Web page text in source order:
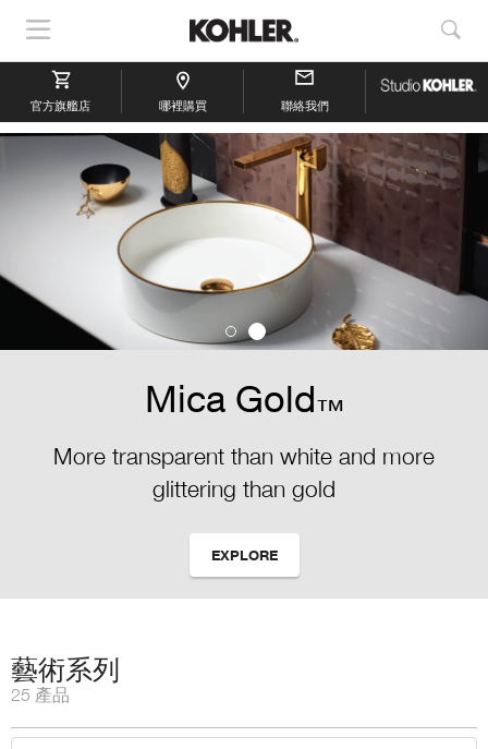
顯
示
導
航
顯
示
搜
官方旗艦店 哪裡購買 聯絡我們
Mica Gold™
More transparent than white and more
glittering than gold
EXPLORE
藝術系列
25 產品